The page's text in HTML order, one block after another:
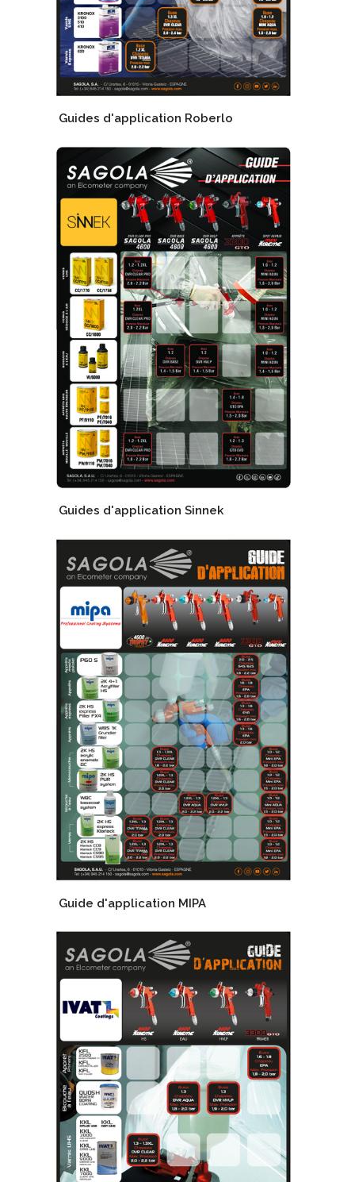
Guides d'application Roberlo
Guides d'application Sinnek
Guide d'application MIPA